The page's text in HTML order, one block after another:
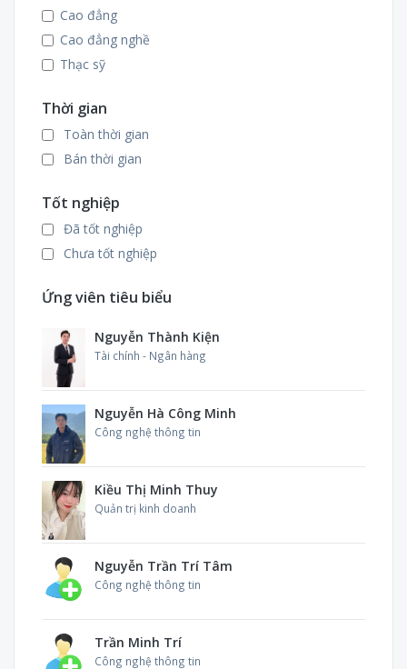
Nhiệt - Lạnh
Công nghệ Điện tử
Công nghệ Điện
Công nghệ Động lực
Công nghệ thực phẩm
Quản trị kinh doanh
Cao đẳng
Cao đẳng nghề
Thạc sỹ
Thời gian
Toàn thời gian
Bán thời gian
Tốt nghiệp
Đã tốt nghiệp
Chưa tốt nghiệp
Ứng viên tiêu biểu
Nguyễn Thành Kiện
Tài chính - Ngân hàng
Nguyễn Hà Công Minh
Công nghệ thông tin
Kiều Thị Minh Thuy
Quản trị kinh doanh
Nguyễn Trần Trí Tâm
Công nghệ thông tin
Trần Minh Trí
Công nghệ thông tin